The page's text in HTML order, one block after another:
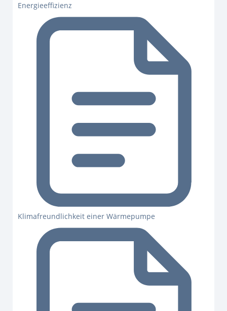
Energieeffizienz
Klimafreundlichkeit einer Wärmepumpe